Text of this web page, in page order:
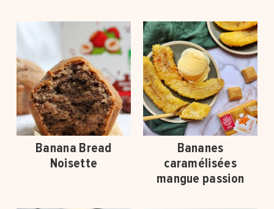
Banana Bread
Noisette
Bananes
caramélisées
mangue passion